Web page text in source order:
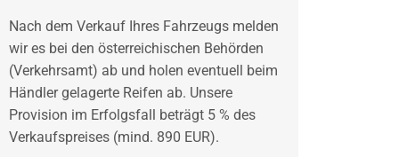
Nach dem Verkauf Ihres Fahrzeugs melden
wir es bei den österreichischen Behörden
(Verkehrsamt) ab und holen eventuell beim
Händler gelagerte Reifen ab. Unsere
Provision im Erfolgsfall beträgt 5 % des
Verkaufspreises (mind. 890 EUR).